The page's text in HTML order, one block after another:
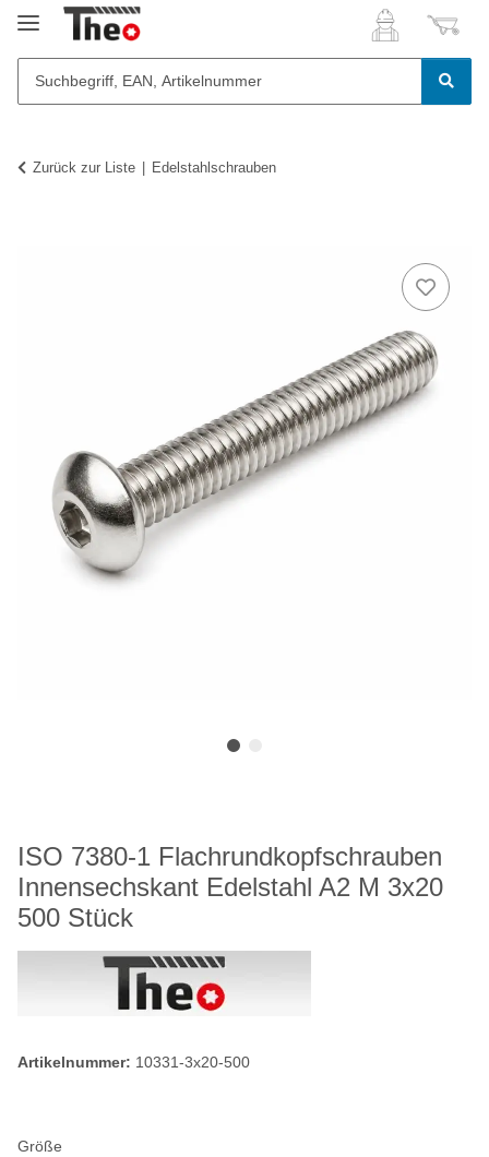
Zurück zur Liste Edelstahlschrauben
ISO 7380-1 Flachrundkopfschrauben
Innensechskant Edelstahl A2 M 3x20
500 Stück
Artikelnummer: 10331-3x20-500
Größe